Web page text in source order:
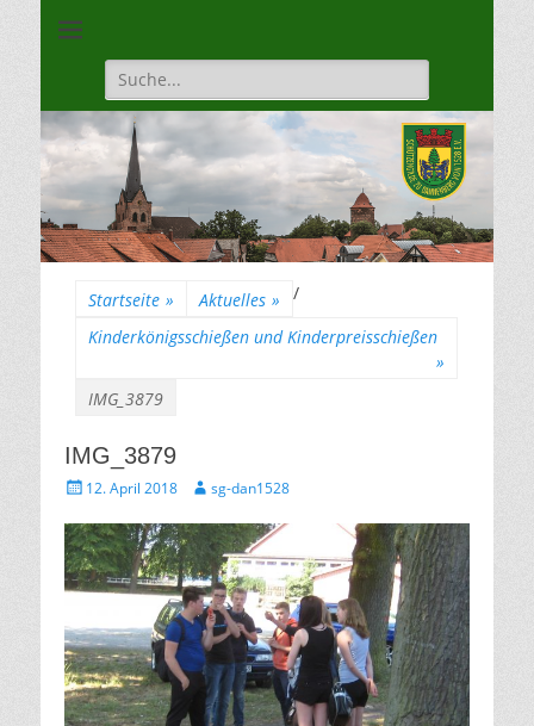
1528
Suche
für:
Startseite » Aktuelles »
/
Kinderkönigsschießen und Kinderpreisschießen
»
IMG_3879
IMG_3879
Gepostet
12. April 2018 Autorsg-dan1528